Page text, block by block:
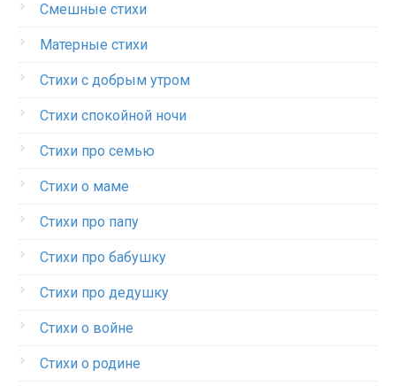
Смешные стихи
Матерные стихи
Стихи с добрым утром
Стихи спокойной ночи
Стихи про семью
Стихи о маме
Стихи про папу
Стихи про бабушку
Стихи про дедушку
Стихи о войне
Стихи о родине